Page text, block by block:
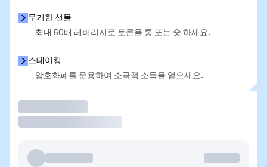
무기한 선물
최대 50배 레버리지로 토큰을 롱 또는 숏 하세요.
스테이킹
암호화폐를 운용하여 소극적 소득을 얻으세요.